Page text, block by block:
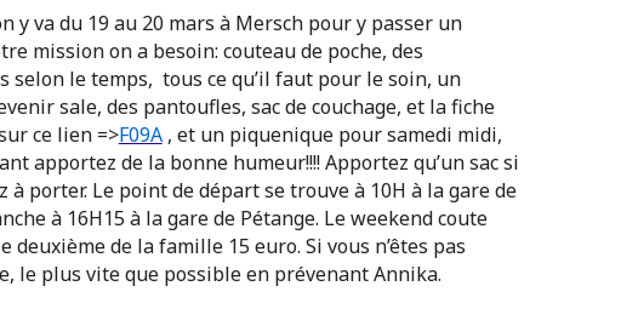
y va du 19 au 20 mars à Mersch pour y passer un
mission on a besoin: couteau de poche, des
selon le temps, tous ce qu’il faut pour le soin, un
sale, des pantoufles, sac de couchage, et la fiche
ce lien =>F09A, et un piquenique pour samedi midi,
apportez de la bonne humeur!!!! Apportez qu’un sac si
à porter. Le point de départ se trouve à 10H à la gare de
à 16H15 à la gare de Pétange. Le weekend coute
deuxième de la famille 15 euro. Si vous n’êtes pas
le plus vite que possible en prévenant Annika.